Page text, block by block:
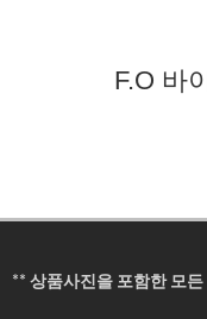
F.O 바
** 상품사진을 포함한 모